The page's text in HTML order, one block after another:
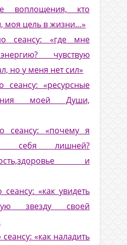
воплощения, кто
моя цель в жизни…»
сеансу: «где мне
чувствую
но у меня нет сил»
сеансу: «ресурсные
моей Души,
сеансу: «почему я
себя лишней?
и
«как увидеть
звезду своей
«как наладить